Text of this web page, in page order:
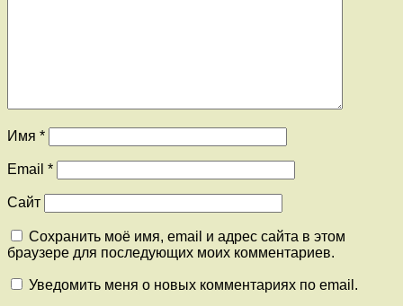
Имя *
Email *
Сайт
Сохранить моё имя, email и адрес сайта в этом
браузере для последующих моих комментариев.
Уведомить меня о новых комментариях по email.